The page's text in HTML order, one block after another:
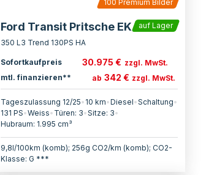
100 Premium Bilder
Ford Transit Pritsche EK
auf Lager
350 L3 Trend 130PS HA
Sofortkaufpreis 30.975 € zzgl. MwSt.
mtl. finanzieren**
ab 342 € zzgl. MwSt.
Tageszulassung 12/25• 10 km•Diesel•Schaltung•
131 PS•Weiss• Türen: 3•Sitze: 3•
Hubraum: 1.995 cm³
9,8l/100km (komb); 256g CO2/km (komb); CO2-
Klasse: G ***